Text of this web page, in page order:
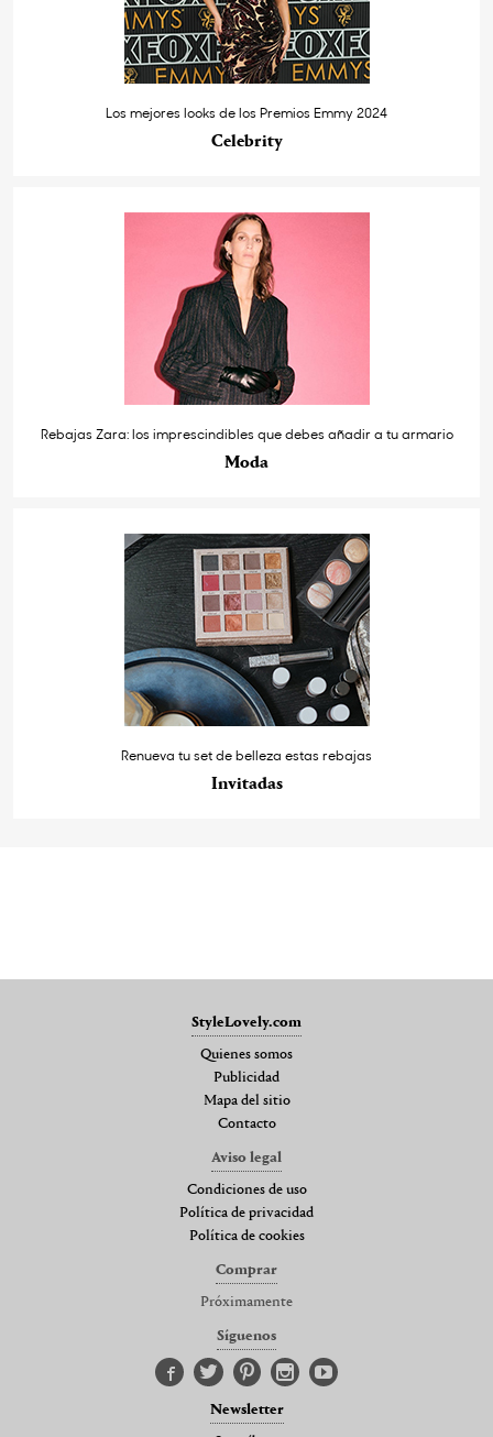
Los mejores looks de los Premios Emmy 2024
Celebrity
Rebajas Zara: los imprescindibles que debes añadir a tu armario
Moda
Renueva tu set de belleza estas rebajas
Invitadas
StyleLovely.com
Quienes somos
Publicidad
Mapa del sitio
Contacto
Aviso legal
Condiciones de uso
Política de privacidad
Política de cookies
Comprar
Próximamente
Síguenos
Newsletter